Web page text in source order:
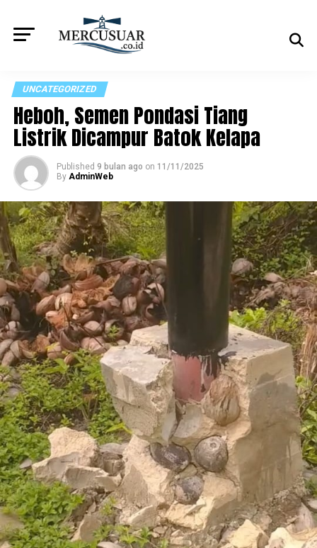
UNCATEGORIZED
Heboh, Semen Pondasi Tiang
Listrik Dicampur Batok Kelapa
Published 9 bulan ago on 11/11/2025
By AdminWeb